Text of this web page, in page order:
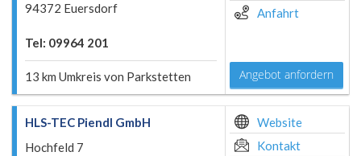
94372 Euersdorf
Tel: 09964 201
13 km Umkreis von Parkstetten
Anfahrt
Angebot anfordern
HLS-TEC Piendl GmbH
Hochfeld 7
Website
Kontakt